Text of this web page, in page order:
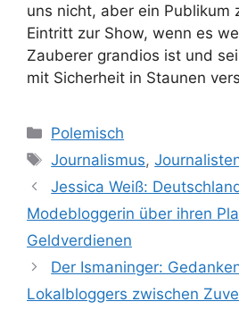
uns nicht, aber ein Publikum
Eintritt zur Show, wenn es
Zauberer grandios ist und
mit Sicherheit in Staunen
Kategorien
Polemisch
Schlagwörter
Journalismus,
Jessica Weiß:
Modebloggerin über ihren
Geldverdienen
Der Ismaninger:
Lokalbloggers zwischen